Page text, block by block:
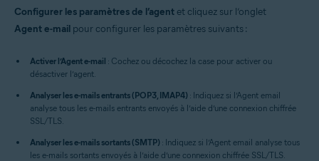
Configurer les paramètres de l’agent et cliquez sur l’onglet
Agent e-mail pour configurer les paramètres suivants :
Activer l’Agent e-mail : Cochez ou décochez la case pour activer ou
désactiver l’agent.
Analyser les e-mails entrants (POP3, IMAP4) : Indiquez si l’Agent email
analyse tous les e-mails entrants envoyés à l’aide d’une connexion chiffrée
SSL/TLS.
Analyser les e-mails sortants (SMTP) : Indiquez si l’Agent email analyse tous
les e-mails sortants envoyés à l’aide d’une connexion chiffrée SSL/TLS.